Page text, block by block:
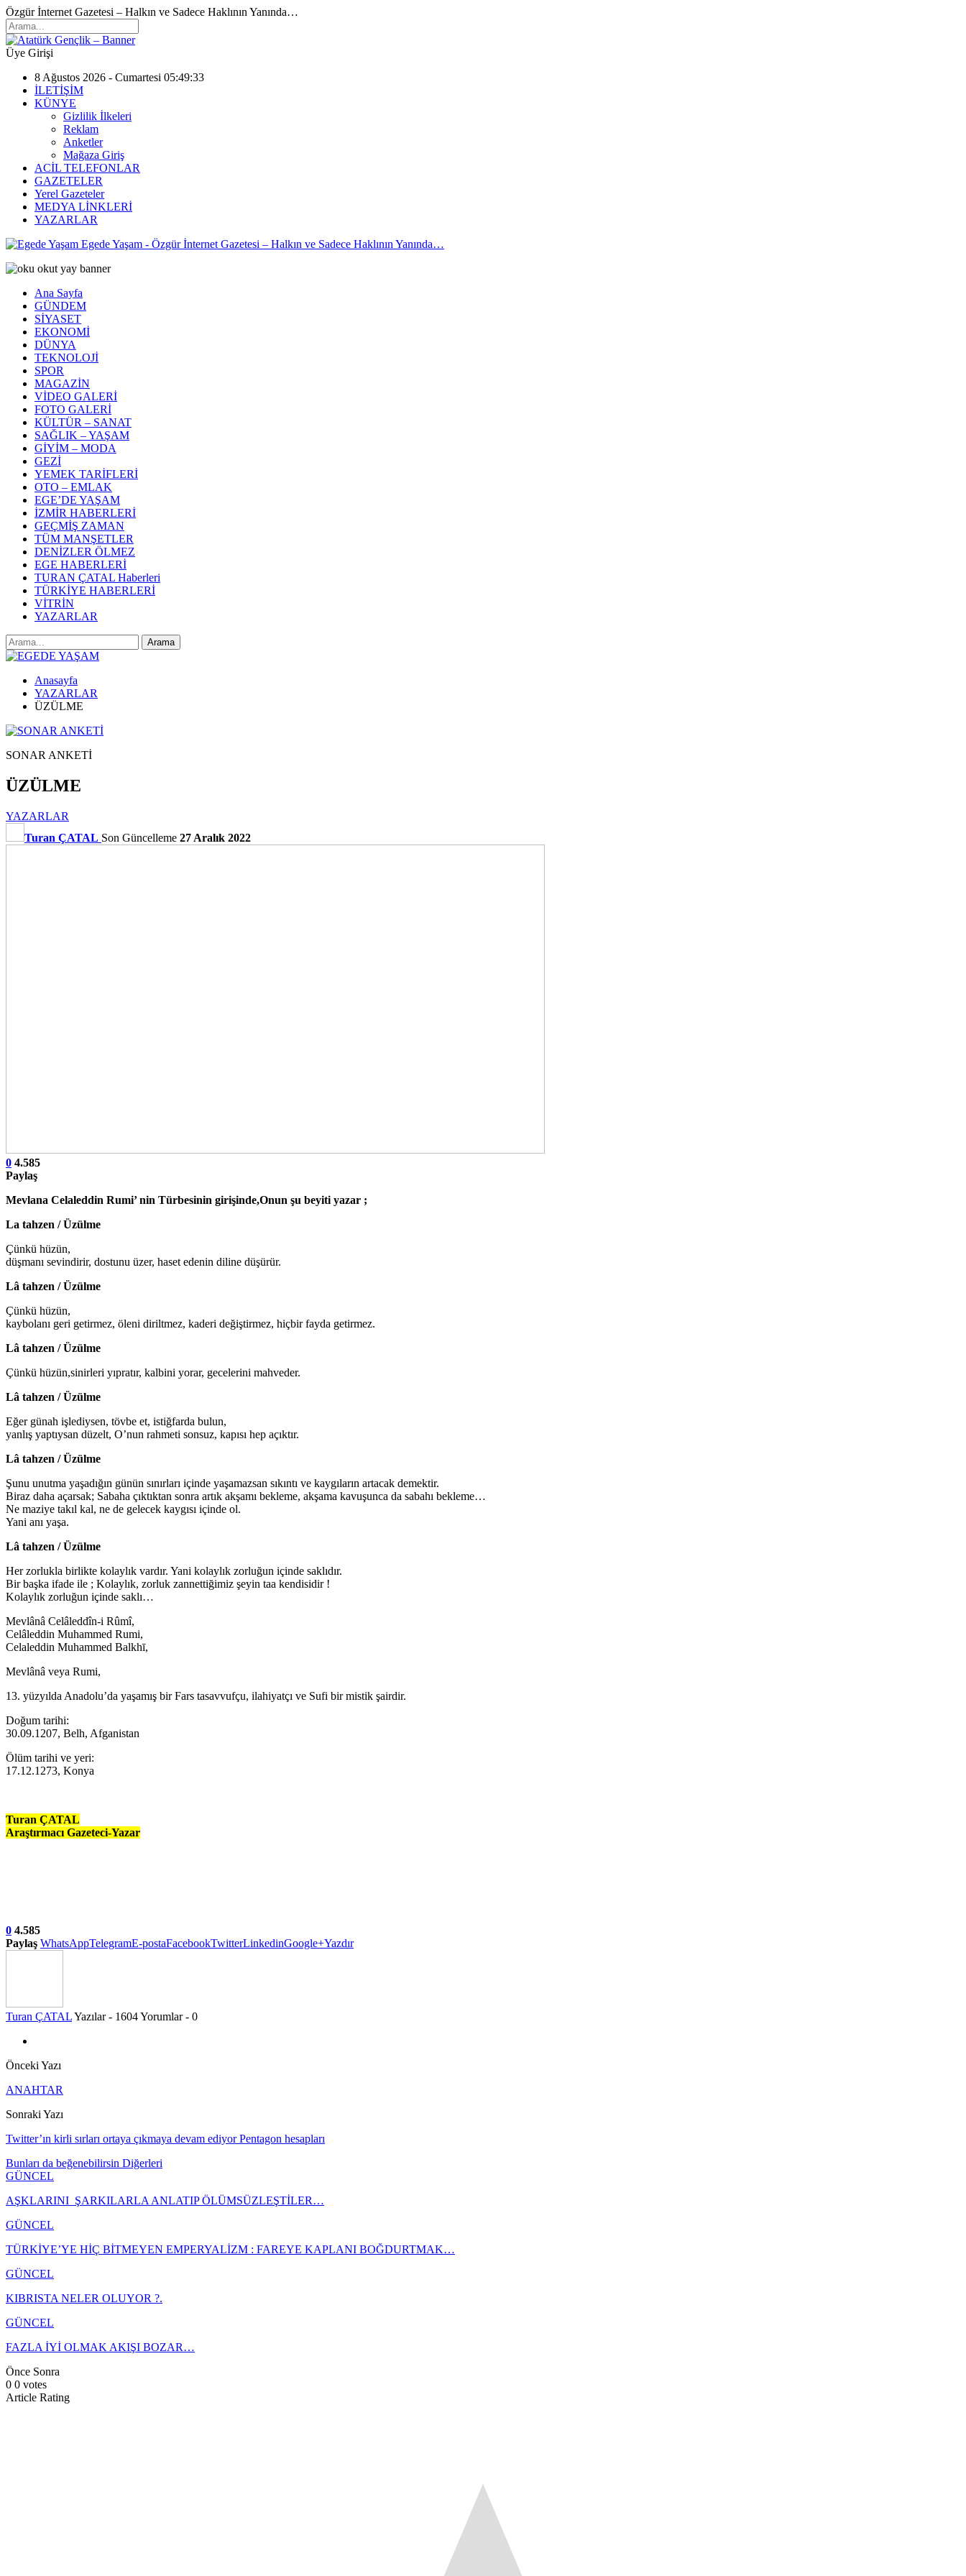
Özgür İnternet Gazetesi – Halkın ve Sadece Haklının Yanında…
Üye Girişi
8 Ağustos 2026 - Cumartesi 05:49:33
İLETİŞİM
KÜNYE
Gizlilik İlkeleri
Reklam
Anketler
Mağaza Giriş
ACİL TELEFONLAR
GAZETELER
Yerel Gazeteler
MEDYA LİNKLERİ
YAZARLAR
Egede Yaşam - Özgür İnternet Gazetesi – Halkın ve Sadece Haklının Yanında…
Ana Sayfa
GÜNDEM
SİYASET
EKONOMİ
DÜNYA
TEKNOLOJİ
SPOR
MAGAZİN
VİDEO GALERİ
FOTO GALERİ
KÜLTÜR – SANAT
SAĞLIK – YAŞAM
GİYİM – MODA
GEZİ
YEMEK TARİFLERİ
OTO – EMLAK
EGE’DE YAŞAM
İZMİR HABERLERİ
GEÇMİŞ ZAMAN
TÜM MANŞETLER
DENİZLER ÖLMEZ
EGE HABERLERİ
TURAN ÇATAL Haberleri
TÜRKİYE HABERLERİ
VİTRİN
YAZARLAR
Anasayfa
YAZARLAR
ÜZÜLME
SONAR ANKETİ
ÜZÜLME
YAZARLAR
Turan ÇATAL Son Güncelleme 27 Aralık 2022
0 4.585
Paylaş
Mevlana Celaleddin Rumi’ nin Türbesinin girişinde,Onun şu beyiti yazar ;
La tahzen / Üzülme
Çünkü hüzün,
düşmanı sevindirir, dostunu üzer, haset edenin diline düşürür.
Lâ tahzen / Üzülme
Çünkü hüzün,
kaybolanı geri getirmez, öleni diriltmez, kaderi değiştirmez, hiçbir fayda getirmez.
Lâ tahzen / Üzülme
Çünkü hüzün,sinirleri yıpratır, kalbini yorar, gecelerini mahveder.
Lâ tahzen / Üzülme
Eğer günah işlediysen, tövbe et, istiğfarda bulun,
yanlış yaptıysan düzelt, O’nun rahmeti sonsuz, kapısı hep açıktır.
Lâ tahzen / Üzülme
Şunu unutma yaşadığın günün sınırları içinde yaşamazsan sıkıntı ve kaygıların artacak demektir.
Biraz daha açarsak; Sabaha çıktıktan sonra artık akşamı bekleme, akşama kavuşunca da sabahı bekleme…
Ne maziye takıl kal, ne de gelecek kaygısı içinde ol.
Yani anı yaşa.
Lâ tahzen / Üzülme
Her zorlukla birlikte kolaylık vardır. Yani kolaylık zorluğun içinde saklıdır.
Bir başka ifade ile ; Kolaylık, zorluk zannettiğimiz şeyin taa kendisidir !
Kolaylık zorluğun içinde saklı…
Mevlânâ Celâleddîn-i Rûmî,
Celâleddin Muhammed Rumi,
Celaleddin Muhammed Balkhī,
Mevlânâ veya Rumi,
13. yüzyılda Anadolu’da yaşamış bir Fars tasavvufçu, ilahiyatçı ve Sufi bir mistik şairdir.
Doğum tarihi:
30.09.1207, Belh, Afganistan
Ölüm tarihi ve yeri:
17.12.1273, Konya
Turan ÇATAL
Araştırmacı Gazeteci-Yazar
0 4.585
Paylaş WhatsAppTelegramE-postaFacebookTwitterLinkedinGoogle+Yazdır
Turan ÇATALYazılar - 1604Yorumlar - 0
Önceki Yazı
ANAHTAR
Sonraki Yazı
Twitter’ın kirli sırları ortaya çıkmaya devam ediyor Pentagon hesapları
Bunları da beğenebilirsin Diğerleri
GÜNCEL
AŞKLARINI ŞARKILARLA ANLATIP ÖLÜMSÜZLEŞTİLER…
GÜNCEL
TÜRKİYE’YE HİÇ BİTMEYEN EMPERYALİZM : FAREYE KAPLANI BOĞDURTMAK…
GÜNCEL
KIBRISTA NELER OLUYOR ?.
GÜNCEL
FAZLA İYİ OLMAK AKIŞI BOZAR…
Önce Sonra
0 0 votes
Article Rating